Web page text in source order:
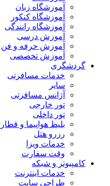
آموزشگاه زبان
آموزشگاه کنکور
آموزشگاه رانندگی
آموزش درسی
آموزش حرفه و فن
آموزش تخصصی
گردشگری
خدمات مسافرتی
سایر
آژانس مسافرتی
تور خارجی
تور داخلی
بلیط هواپیما و قطار
رزرو هتل
خدمات ویزا
وقت سفارت
کامپیوتر و شبکه
خدمات اینترنت
طراحی سایت